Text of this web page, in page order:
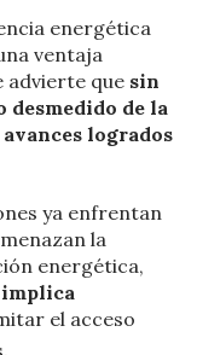
energética
ventaja
advierte que sin
de la
logrados
ya enfrentan
la
energética,
el acceso